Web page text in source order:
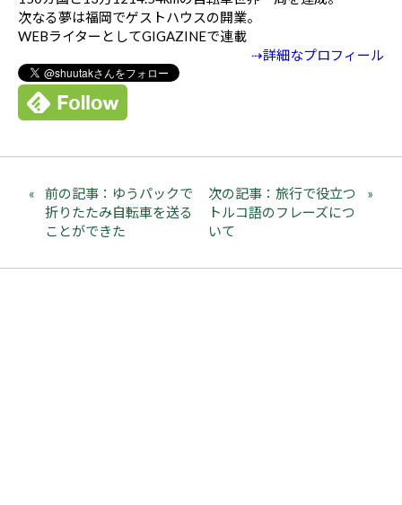
次なる夢は福岡でゲストハウスの開業。
WEBライターとしてGIGAZINEで連載
⇢詳細なプロフィール
前の記事：ゆうパックで
折りたたみ自転車を送る
ことができた
次の記事：旅行で役立つ
トルコ語のフレーズにつ
いて